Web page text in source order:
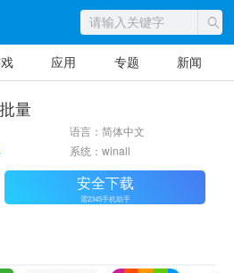
应用 专题 新闻
量
语言：简体中文
系统：winall
安全下载
需2345手机助手